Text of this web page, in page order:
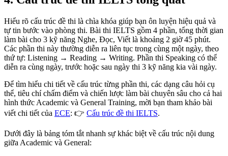
Hiểu rõ cấu trúc đề thi là chìa khóa giúp bạn ôn luyện hiệu quả và
tự tin bước vào phòng thi. Bài thi IELTS gồm 4 phần, tổng thời gian
làm bài cho 3 kỹ năng Nghe, Đọc, Viết là khoảng 2 giờ 45 phút.
Các phần thi này thường diễn ra liên tục trong cùng một ngày, theo
thứ tự: Listening → Reading → Writing. Phần thi Speaking có thể
diễn ra cùng ngày, trước hoặc sau ngày thi 3 kỹ năng kia vài ngày.
Để tìm hiểu chi tiết về cấu trúc từng phần thi, các dạng câu hỏi cụ
thể, tiêu chí chấm điểm và chiến lược làm bài chuyên sâu cho cả hai
hình thức Academic và General Training, mời bạn tham khảo bài
viết chi tiết của ECE: 👉 Cấu trúc đề thi IELTS.
Dưới đây là bảng tóm tắt nhanh sự khác biệt về cấu trúc nội dung
giữa Academic và General: